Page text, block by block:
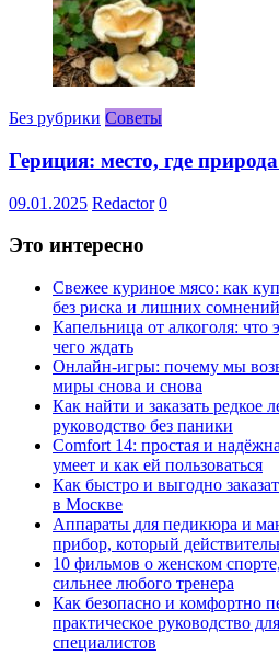
Без рубрики Советы
Гериция: место, где
09.01.2025 Redactor 0
Это интересно
Свежее куриное мясо: как
без риска и лишних сомнений
Капельница от алкоголя: что
чего ждать
Онлайн-игры: почему мы
миры снова и снова
Как найти и заказать редкое
руководство без паники
Comfort 14: простая и
умеет и как ей пользоваться
Как быстро и выгодно
в Москве
Аппараты для педикюра и
прибор, который
10 фильмов о женском
сильнее любого тренера
Как безопасно и комфортно
практическое руководство
специалистов